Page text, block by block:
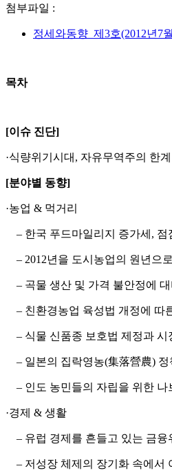
첨부파일 :
정세와동향_제3호(2012년7
목차
[이슈 진단]
·식량위기시대, 자유무역주의 한계
[분야별 동향]
·농업 & 먹거리
– 한국 푸드마일리지 증가세, 점
– 2012년을 도시농업의 원년으
– 곡물 생산 및 가격 불안정에
– 친환경농업 육성법 개정에 따
– 식물 신품종 보호법 제정과
– 일본의 집락영농(集落營農)
– 인도 농민들의 자립을 위한 나
·경제 & 생활
– 유럽 경제를 흔들고 있는 금융
– 저성장 체제의 장기화 속에서